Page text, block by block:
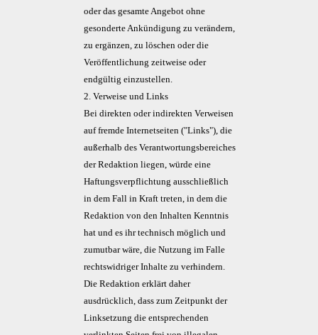
oder das gesamte Angebot ohne
gesonderte Ankündigung zu verändern,
zu ergänzen, zu löschen oder die
Veröffentlichung zeitweise oder
endgültig einzustellen.
2. Verweise und Links
Bei direkten oder indirekten Verweisen
auf fremde Internetseiten ("Links"), die
außerhalb des Verantwortungsbereiches
der Redaktion liegen, würde eine
Haftungsverpflichtung ausschließlich
in dem Fall in Kraft treten, in dem die
Redaktion von den Inhalten Kenntnis
hat und es ihr technisch möglich und
zumutbar wäre, die Nutzung im Falle
rechtswidriger Inhalte zu verhindern.
Die Redaktion erklärt daher
ausdrücklich, dass zum Zeitpunkt der
Linksetzung die entsprechenden